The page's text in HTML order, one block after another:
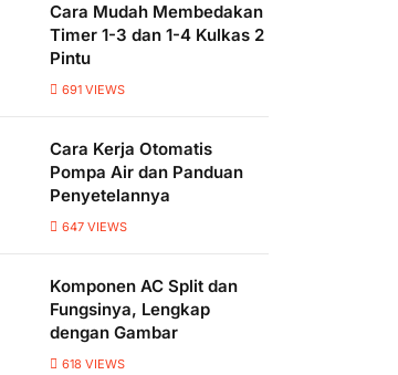
Cara Mudah Membedakan
Timer 1-3 dan 1-4 Kulkas 2
Pintu
691 VIEWS
Cara Kerja Otomatis
Pompa Air dan Panduan
Penyetelannya
647 VIEWS
Komponen AC Split dan
Fungsinya, Lengkap
dengan Gambar
618 VIEWS